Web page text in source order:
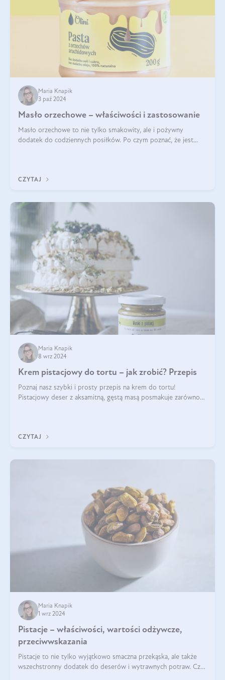
Maria Knapik
3 paź 2024
Masło orzechowe – właściwości i zastosowanie
Masło orzechowe to nie tylko smakowity, ale i pożywny
dodatek do codziennych posiłków. Po czym poznać, że jest
CZYTAJ
Maria Knapik
8 wrz 2024
Krem pistacjowy do tortu – jak zrobić? Przepis
Poznaj nasz szybki i prosty przepis na krem do tortu!
Pistacjowy deser z aksamitną, gęstą masą posmakuje zarówno
CZYTAJ
Maria Knapik
1 wrz 2024
Pistacje – właściwości, wartości odżywcze,
przeciwwskazania
Pistacje to nie tylko wyjątkowo smaczna przekąska, ale także
wszechstronny dodatek do deserów i wytrawnych potraw. Czy